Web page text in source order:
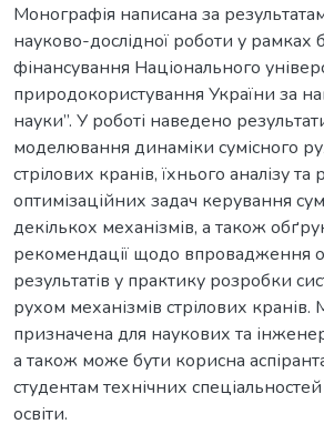
Монографія написана за
науково-дослідної роботи у рамках
фінансування Національного
природокористування України за
науки”. У роботі наведено
моделювання динаміки сумісного
стрілових кранів, їхнього аналізу та
оптимізаційних задач керування
декількох механізмів, а також
рекомендації щодо впровадження
результатів у практику розробки
рухом механізмів стрілових кранів.
призначена для наукових та
а також може бути корисна
студентам технічних
освіти.